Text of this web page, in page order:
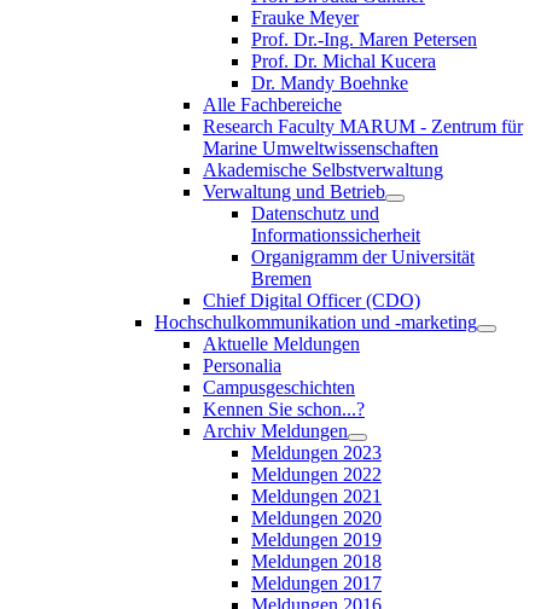
Frauke Meyer
Prof. Dr.-Ing. Maren Petersen
Prof. Dr. Michal Kucera
Dr. Mandy Boehnke
Alle Fachbereiche
Research Faculty MARUM - Zentrum für
Marine Umweltwissenschaften
Akademische Selbstverwaltung
Verwaltung und Betrieb
Datenschutz und
Informationssicherheit
Organigramm der Universität
Bremen
Chief Digital Officer (CDO)
Hochschulkommunikation und -marketing
Aktuelle Meldungen
Personalia
Campusgeschichten
Kennen Sie schon...?
Archiv Meldungen
Meldungen 2023
Meldungen 2022
Meldungen 2021
Meldungen 2020
Meldungen 2019
Meldungen 2018
Meldungen 2017
Meldungen 2016